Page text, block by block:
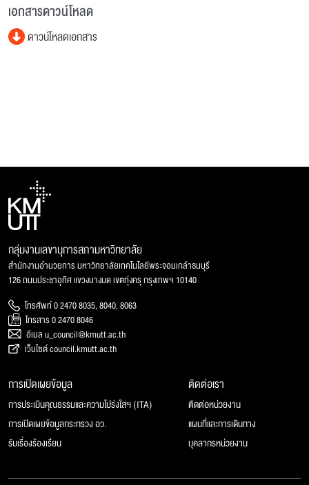
เอกสารดาวน์โหลด
ดาวน์โหลดเอกสาร
กลุ่มงานเลขานุการสภามหาวิทยาลัย
สำนักงานอำนวยการ มหาวิทยาลัยเทคโนโลยีพระจอมเกล้าธนบุรี
126 ถนนประชาอุทิศ แขวงบางมด เขตทุ่งครุ กรุงเทพฯ 10140
โทรศัพท์ 0 2470 8035, 8040, 8063
โทรสาร 0 2470 8046
อีเมล u_council@kmutt.ac.th
เว็บไซต์ council.kmutt.ac.th
การเปิดเผยข้อมูล
การประเมินคุณธรรมและความโปร่งใสฯ (ITA)
การเปิดเผยข้อมูลกระทรวง อว.
รับเรื่องร้องเรียน
ติดต่อเรา
ติดต่อหน่วยงาน
แผนที่และการเดินทาง
บุคลากรหน่วยงาน